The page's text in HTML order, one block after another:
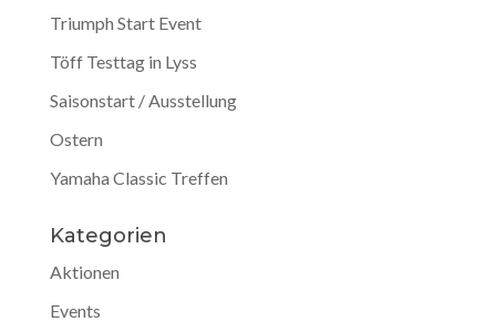
Triumph Start Event
Töff Testtag in Lyss
Saisonstart / Ausstellung
Ostern
Yamaha Classic Treffen
Kategorien
Aktionen
Events